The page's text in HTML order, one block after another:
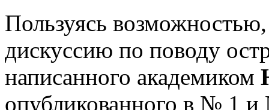
Пользуясь
дискуссию по поводу
написанного академиком
опубликованного в № 1